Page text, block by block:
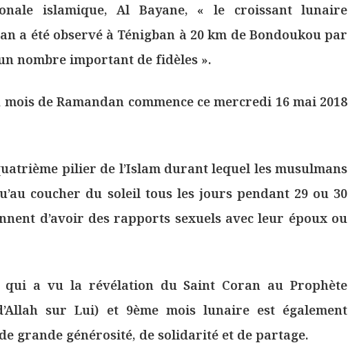
islamique, Al Bayane, « le croissant lunaire
a été observé à Ténigban à 20 km de Bondoukou par
nombre important de fidèles ».
de Ramandan commence ce mercredi 16 mai 2018
pilier de l’Islam durant lequel les musulmans
coucher du soleil tous les jours pendant 29 ou 30
d’avoir des rapports sexuels avec leur époux ou
qui a vu la révélation du Saint Coran au Prophète
sur Lui) et 9ème mois lunaire est également
grande générosité, de solidarité et de partage.